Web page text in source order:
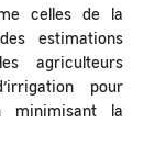
celles de la
estimations
agriculteurs
pour
minimisant la